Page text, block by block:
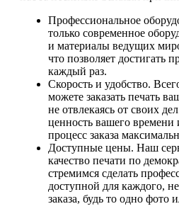
Профессиональное
только современное
и материалы ведущих
что позволяет достигать
каждый раз.
Скорость и удобство.
можете заказать печать
не отвлекаясь от своих
ценность вашего времени
процесс заказа
Доступные цены. Наш
качество печати по
стремимся сделать
доступной для каждого,
заказа, будь то одно фото